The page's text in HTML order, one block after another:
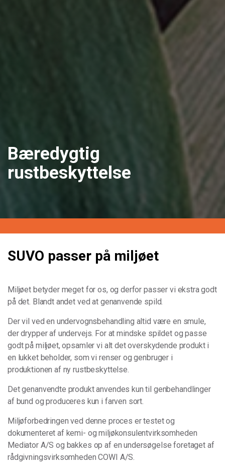
Bæredygtig
rustbeskyttelse
SUVO passer på miljøet
Miljøet betyder meget for os, og derfor passer vi ekstra godt
på det. Blandt andet ved at genanvende spild.
Der vil ved en undervognsbehandling altid være en smule,
der drypper af undervejs. For at mindske spildet og passe
godt på miljøet, opsamler vi alt det overskydende produkt i
en lukket beholder, som vi renser og genbruger i
produktionen af ny rustbeskyttelse.
Det genanvendte produkt anvendes kun til genbehandlinger
af bund og produceres kun i farven sort.
Miljøforbedringen ved denne proces er testet og
dokumenteret af kemi- og miljøkonsulentvirksomheden
Mediator A/S og bakkes op af en undersøgelse foretaget af
rådgivningsvirksomheden COWI A/S.